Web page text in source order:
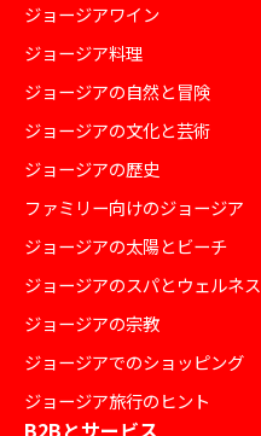
ジョージアワイン
ジョージア料理
ジョージアの自然と冒険
ジョージアの文化と芸術
ジョージアの歴史
ファミリー向けのジョージア
ジョージアの太陽とビーチ
ジョージアのスパとウェルネス
ジョージアの宗教
ジョージアでのショッピング
ジョージア旅行のヒント
B2Bとサービス